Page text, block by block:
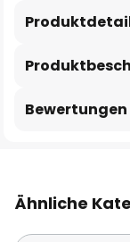
Bewertungen
Ähnliche